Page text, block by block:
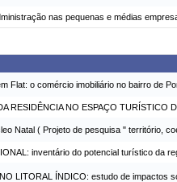
nas pequenas e médias
Flat: o comércio imobiliário no bairro de
RESIDÊNCIA NO ESPAÇO TURÍSTICO
Natal ( Projeto de pesquisa " território,
inventário do potencial turístico da
LITORAL ÍNDICO: estudo de impactos